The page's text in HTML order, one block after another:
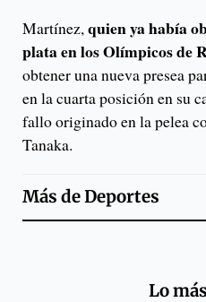
Martínez,quien ya había
plata en los Olímpicos de
obtener una nueva presea
en la cuarta posición en su
fallo originado en la pelea
Tanaka.
Más deDeportes
Lo